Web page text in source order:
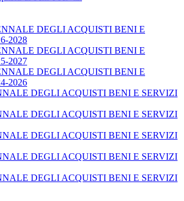
DEGLI ACQUISTI BENI E
2028
DEGLI ACQUISTI BENI E
2027
DEGLI ACQUISTI BENI E
2026
DEGLI ACQUISTI BENI E SERVIZI
DEGLI ACQUISTI BENI E SERVIZI
DEGLI ACQUISTI BENI E SERVIZI
DEGLI ACQUISTI BENI E SERVIZI
DEGLI ACQUISTI BENI E SERVIZI